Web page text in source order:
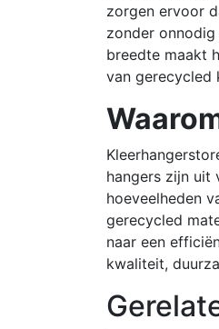
zorgen ervoor
zonder
breedte maakt
van gerecycled
hangers zijn uit
hoeveelheden
gerecycled
naar een
kwaliteit,